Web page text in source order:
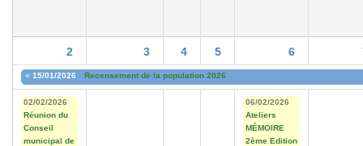
2 3 4 5 6
« 15/01/2026 Recensement de la population 2026
02/02/2026
Réunion du
Conseil
municipal de
06/02/2026
Ateliers
MÉMOIRE
2ème Edition